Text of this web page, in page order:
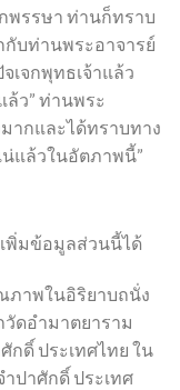
พรรษา ท่านก็ทราบ
กับท่านพระอาจารย์
เจกพุทธเจ้าแล้ว
ล้ว” ท่านพระ
ากและได้ทราบทาง
น่แล้วในอัตภาพนี้”
พิ่มข้อมูลส่วนนี้ได้
ภาพในอิริยาบถนั่ง
ดอำมาตยาราม
กดิ์ ประเทศไทย ใน
ปาศักดิ์ ประเทศ